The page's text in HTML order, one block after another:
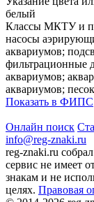
белый
Классы МКТУ и
насосы
аквариумов;
фильтрационные
аквариумов;
аквариумов;
Показать в ФИПС
Онлайн поиск
info@reg-znaki.ru
reg-znaki.ru
сервис не имеет
знакам и не
целях. Правовая